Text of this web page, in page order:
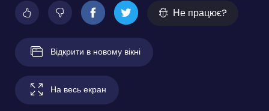
Не працює?
Відкрити в новому вікні
На весь екран